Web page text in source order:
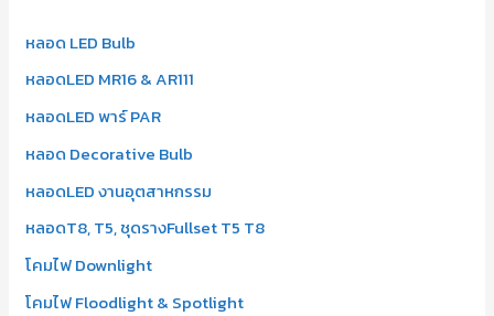
f
o
r
:
หลอด LED Bulb
หลอดLED MR16 & AR111
หลอดLED พาร์ PAR
หลอด Decorative Bulb
หลอดLED งานอุตสาหกรรม
หลอดT8, T5, ชุดรางFullset T5 T8
โคมไฟ Downlight
โคมไฟ Floodlight & Spotlight